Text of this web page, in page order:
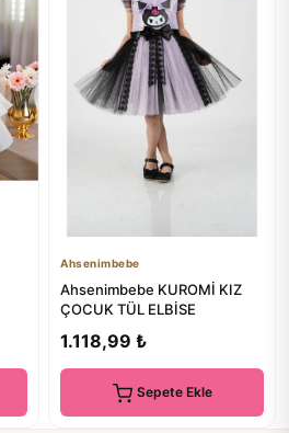
Ahsenimbebe
Ahsenimbebe KUROMİ KIZ
ÇOCUK TÜL ELBİSE
1.118,99 ₺
Sepete Ekle